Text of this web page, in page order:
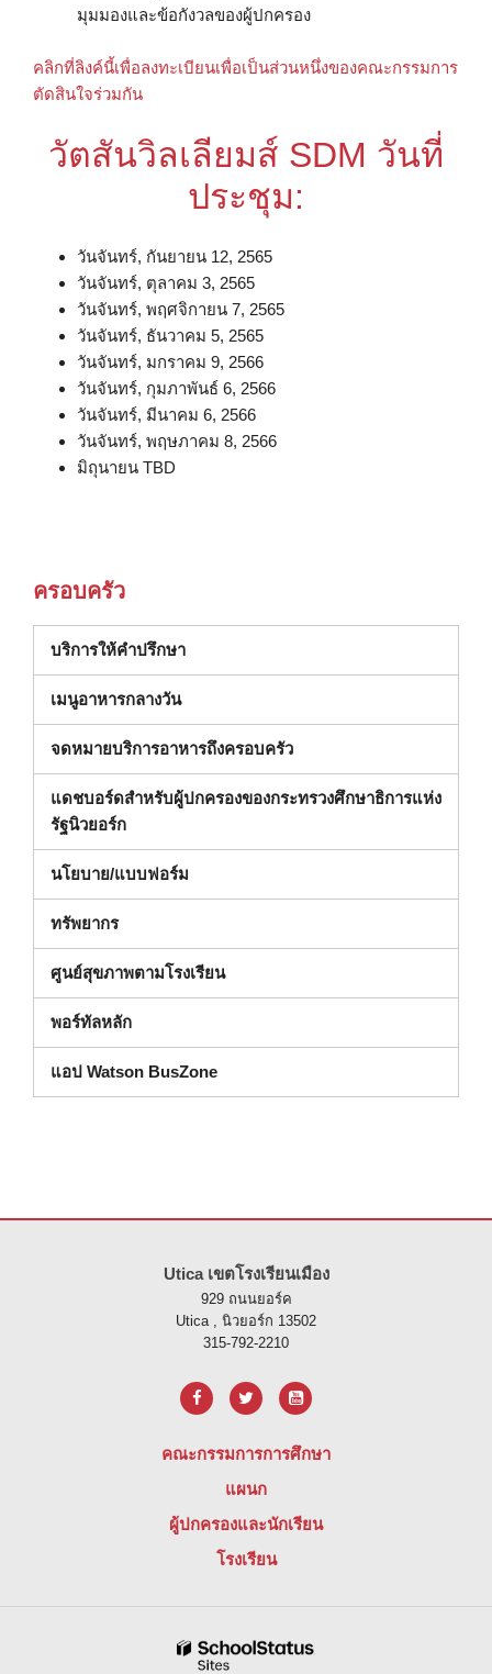
มุมมองและข้อกังวลของผู้ปกครอง
คลิกที่ลิงค์นี้เพื่อลงทะเบียนเพื่อเป็นส่วนหนึ่งของคณะกรรมการ
ตัดสินใจร่วมกัน
วัตสันวิลเลียมส์ SDM วันที่
ประชุม:
วันจันทร์, กันยายน 12, 2565
วันจันทร์, ตุลาคม 3, 2565
วันจันทร์, พฤศจิกายน 7, 2565
วันจันทร์, ธันวาคม 5, 2565
วันจันทร์, มกราคม 9, 2566
วันจันทร์, กุมภาพันธ์ 6, 2566
วันจันทร์, มีนาคม 6, 2566
วันจันทร์, พฤษภาคม 8, 2566
มิถุนายน TBD
ครอบครัว
บริการให้คำปรึกษา(เปิดในหน้าต่างใหม่)
เมนูอาหารกลางวัน
จดหมายบริการอาหารถึงครอบครัว
แดชบอร์ดสําหรับผู้ปกครองของกระทรวงศึกษาธิการแห่ง
รัฐนิวยอร์ก(เปิดในหน้าต่างใหม่)
นโยบาย/แบบฟอร์ม
ทรัพยากร
ศูนย์สุขภาพตามโรงเรียน
พอร์ทัลหลัก
แอป Watson BusZone
Utica เขตโรงเรียนเมือง
929 ถนนยอร์ค
Utica , นิวยอร์ก 13502
315-792-2210
คณะกรรมการการศึกษา
แผนก
ผู้ปกครองและนักเรียน
โรงเรียน